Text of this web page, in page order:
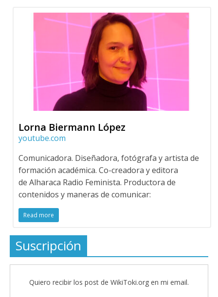
Lorna Biermann López
youtube.com
Comunicadora. Diseñadora, fotógrafa y artista de
formación académica. Co-creadora y editora
de Alharaca Radio Feminista. Productora de
contenidos y maneras de comunicar:
Read more
Suscripción
Quiero recibir los post de WikiToki.org en mi email.